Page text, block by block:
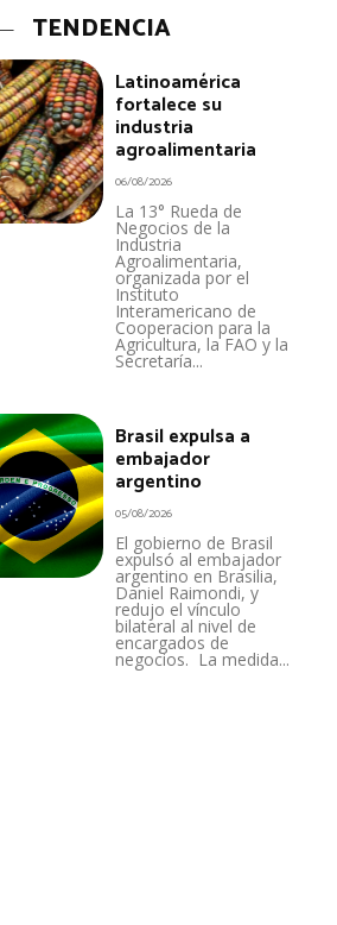
TENDENCIA
Latinoamérica
fortalece su
industria
agroalimentaria
06/08/2026
La 13° Rueda de
Negocios de la
Industria
Agroalimentaria,
organizada por el
Instituto
Interamericano de
Cooperacion para la
Agricultura, la FAO y la
Secretaría...
Brasil expulsa a
embajador
argentino
05/08/2026
El gobierno de Brasil
expulsó al embajador
argentino en Brasilia,
Daniel Raimondi, y
redujo el vínculo
bilateral al nivel de
encargados de
negocios. La medida...